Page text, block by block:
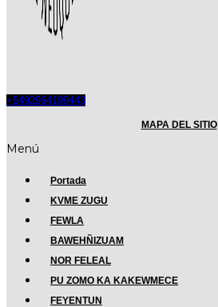
+5492994199443
MAPA DEL SITIO
Menú
Portada
KVME ZUGU
FEWLA
BAWEHÑIZUAM
NOR FELEAL
PU ZOMO KA KAKEWMECE
FEYENTUN